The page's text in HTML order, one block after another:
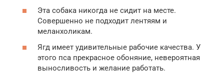
Эта собака никогда не сидит на месте.
Совершенно не подходит лентяям и
меланхоликам.
Ягд имеет удивительные рабочие качества. У
этого пса прекрасное обоняние, невероятная
выносливость и желание работать.